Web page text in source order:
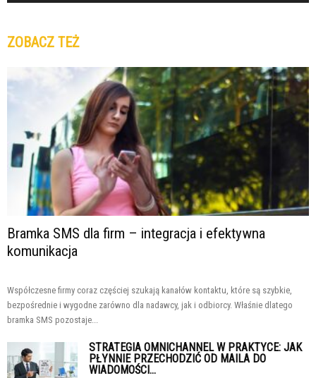
ZOBACZ TEŻ
Bramka SMS dla firm – integracja i efektywna
komunikacja
Współczesne firmy coraz częściej szukają kanałów kontaktu, które są szybkie,
bezpośrednie i wygodne zarówno dla nadawcy, jak i odbiorcy. Właśnie dlatego
bramka SMS pozostaje...
STRATEGIA OMNICHANNEL W PRAKTYCE: JAK
PŁYNNIE PRZECHODZIĆ OD MAILA DO
WIADOMOŚCI...